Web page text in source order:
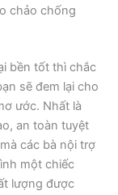
chảo chống
bền tốt thì chắc
sẽ đem lại cho
ước. Nhất là
an toàn tuyệt
các bà nội trợ
một chiếc
lượng được